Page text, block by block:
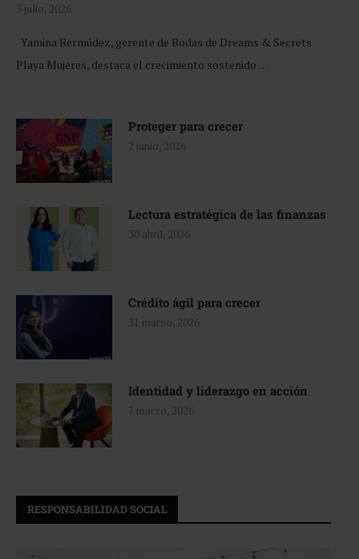
3 julio, 2026
Yamina Bermúdez, gerente de Bodas de Dreams & Secrets
Playa Mujeres, destaca el crecimiento sostenido …
Proteger para crecer
2 junio, 2026
Lectura estratégica de las finanzas
30 abril, 2026
Crédito ágil para crecer
31 marzo, 2026
Identidad y liderazgo en acción
7 marzo, 2026
RESPONSABILIDAD SOCIAL